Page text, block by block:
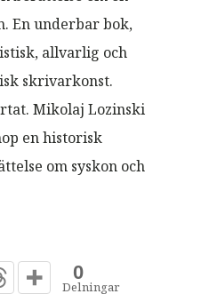
En underbar bok,
allvarlig och
skrivarkonst.
Mikolaj Lozinski
en historisk
om syskon och
0
Delningar